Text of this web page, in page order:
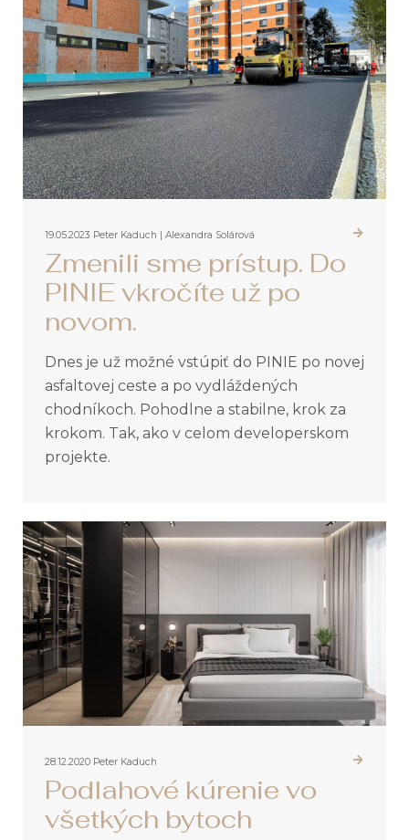
19.05.2023 Peter Kaduch | Alexandra Solárová
Zmenili sme prístup. Do
PINIE vkročíte už po
novom.
Dnes je už možné vstúpiť do PINIE po novej
asfaltovej ceste a po vydláždených
chodníkoch. Pohodlne a stabilne, krok za
krokom. Tak, ako v celom developerskom
projekte.
28.12.2020 Peter Kaduch
Podlahové kúrenie vo
všetkých bytoch